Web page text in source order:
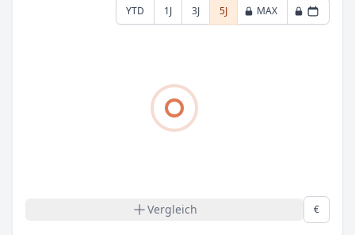
YTD 1J 3J 5J MAX
Vergleich €